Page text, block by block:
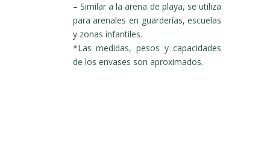
– Similar a la arena de playa, se utiliza
para arenales en guarderías, escuelas
y zonas infantiles.
*Las medidas, pesos y capacidades
de los envases son aproximados.